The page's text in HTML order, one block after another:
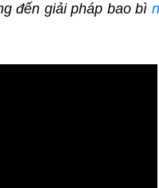
đến giải pháp bao bì